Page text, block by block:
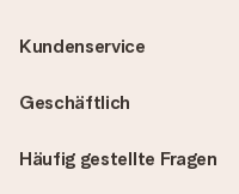
Häufig gestellte Fragen
Kundenservice
Geschäftlich